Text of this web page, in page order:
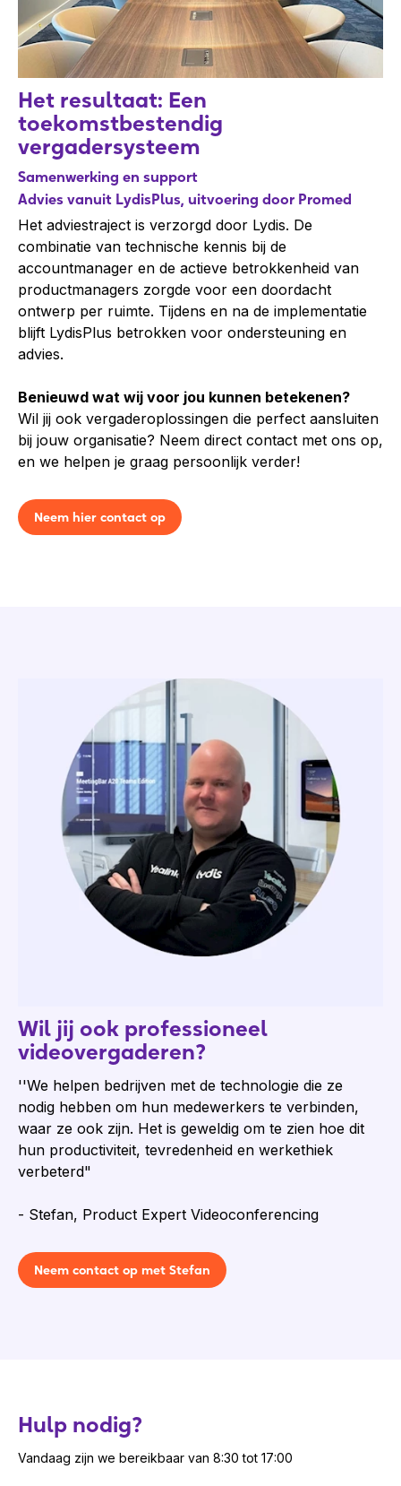
Het resultaat: Een
toekomstbestendig
vergadersysteem
Samenwerking en support
Advies vanuit LydisPlus, uitvoering door Promed
Het adviestraject is verzorgd door Lydis. De
combinatie van technische kennis bij de
accountmanager en de actieve betrokkenheid van
productmanagers zorgde voor een doordacht
ontwerp per ruimte. Tijdens en na de implementatie
blijft LydisPlus betrokken voor ondersteuning en
advies.
Benieuwd wat wij voor jou kunnen betekenen?
Wil jij ook vergaderoplossingen die perfect aansluiten
bij jouw organisatie? Neem direct contact met ons op,
en we helpen je graag persoonlijk verder!
Neem hier contact op
Wil jij ook professioneel
videovergaderen?
''We helpen bedrijven met de technologie die ze
nodig hebben om hun medewerkers te verbinden,
waar ze ook zijn. Het is geweldig om te zien hoe dit
hun productiviteit, tevredenheid en werkethiek
verbeterd"
- Stefan, Product Expert Videoconferencing
Neem contact op met Stefan
Hulp nodig?
Vandaag zijn we bereikbaar van 8:30 tot 17:00